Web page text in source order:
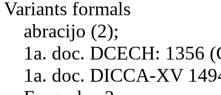
Variants formals
abracijo (2);
1a. doc. DCECH: 1356
1a. doc. DICCA-XV